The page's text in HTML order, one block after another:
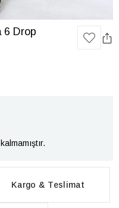
6 Drop
Kargo & Teslimat